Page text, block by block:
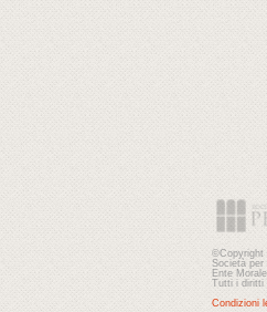
©Copyright
Società per
Ente
Tutti i diritti
Condizioni